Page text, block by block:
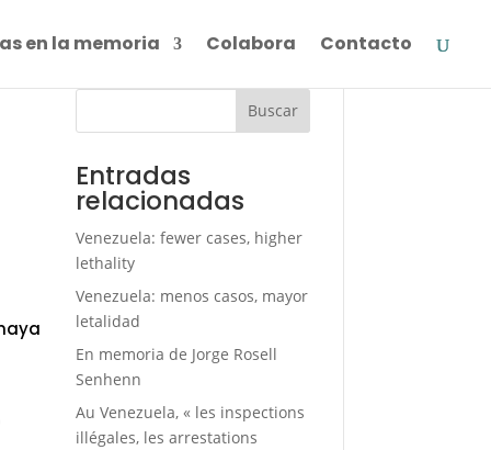
en la memoria Colabora Contacto
Buscar
Entradas
relacionadas
Venezuela: fewer cases, higher
lethality
Venezuela: menos casos, mayor
letalidad
En memoria de Jorge Rosell
Senhenn
Au Venezuela, « les inspections
illégales, les arrestations